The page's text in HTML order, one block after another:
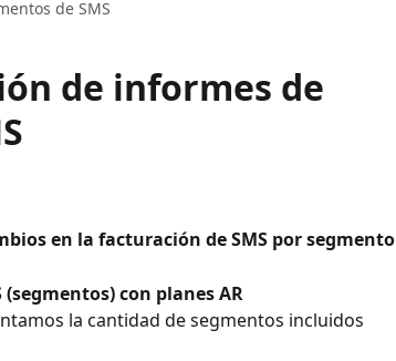
de SMS
de informes de
en la facturación de SMS por segmento
con planes AR
la cantidad de segmentos incluidos